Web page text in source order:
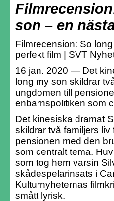
son – en
Filmrecension: So
perfekt film | SVT
16 jan. 2020 — Det
long my son skildrar
ungdomen till
enbarnspolitiken som
Det kinesiska dramat
skildrar två familjers liv
pensionen med den
som centralt tema.
som tog hem varsin
skådespelarinsats i
Kulturnyheternas
smått lyrisk.